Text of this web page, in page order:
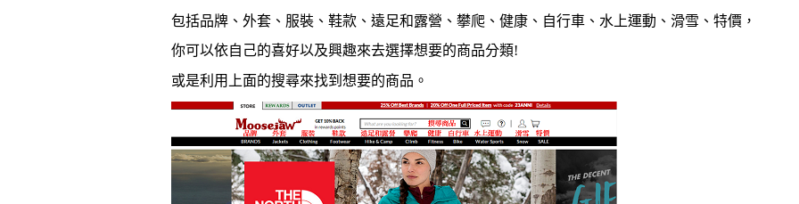
包括品牌、外套、服裝、鞋款、遠足和露營、攀爬、健康、自行車、水上運動、滑雪、特價 ，
你可以依自己的喜好以及興趣來去選擇想要的商品分類!
或是利用上面的搜尋來找到想要的商品。